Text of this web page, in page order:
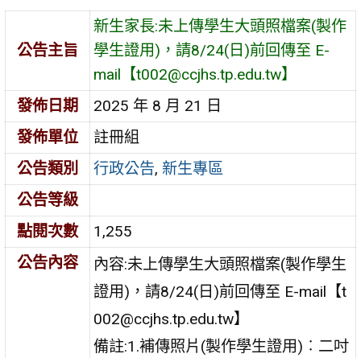
公告主旨
新生家長:未上傳學生大頭照檔案(製作
學生證用)，請8/24(日)前回傳至 E-
mail【t002@ccjhs.tp.edu.tw】
發佈日期
2025 年 8 月 21 日
發佈單位
註冊組
公告類別
行政公告,新生專區
公告等級
點閱次數
1,255
公告內容
內容:未上傳學生大頭照檔案(製作學生
證用)，請8/24(日)前回傳至 E-mail【t
002@ccjhs.tp.edu.tw】
備註:1.補傳照片(製作學生證用)︰二吋